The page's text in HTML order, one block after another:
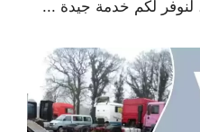
لنوفر لكم خدمة جيدة ...